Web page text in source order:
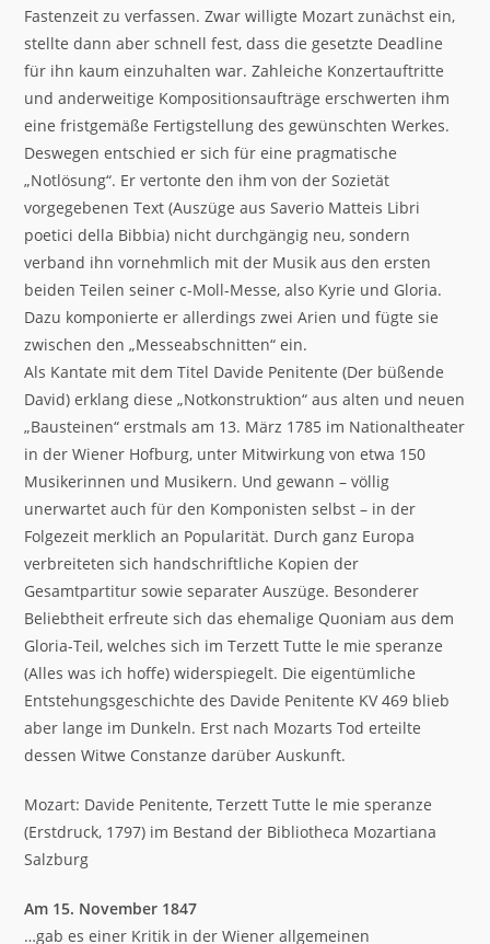
Fastenzeit zu verfassen. Zwar willigte Mozart zunächst ein,
stellte dann aber schnell fest, dass die gesetzte Deadline
für ihn kaum einzuhalten war. Zahleiche Konzertauftritte
und anderweitige Kompositionsaufträge erschwerten ihm
eine fristgemäße Fertigstellung des gewünschten Werkes.
Deswegen entschied er sich für eine pragmatische
„Notlösung“. Er vertonte den ihm von der Sozietät
vorgegebenen Text (Auszüge aus Saverio Matteis Libri
poetici della Bibbia) nicht durchgängig neu, sondern
verband ihn vornehmlich mit der Musik aus den ersten
beiden Teilen seiner c-Moll-Messe, also Kyrie und Gloria.
Dazu komponierte er allerdings zwei Arien und fügte sie
zwischen den „Messeabschnitten“ ein.
Als Kantate mit dem Titel Davide Penitente (Der büßende
David) erklang diese „Notkonstruktion“ aus alten und neuen
„Bausteinen“ erstmals am 13. März 1785 im Nationaltheater
in der Wiener Hofburg, unter Mitwirkung von etwa 150
Musikerinnen und Musikern. Und gewann – völlig
unerwartet auch für den Komponisten selbst – in der
Folgezeit merklich an Popularität. Durch ganz Europa
verbreiteten sich handschriftliche Kopien der
Gesamtpartitur sowie separater Auszüge. Besonderer
Beliebtheit erfreute sich das ehemalige Quoniam aus dem
Gloria-Teil, welches sich im Terzett Tutte le mie speranze
(Alles was ich hoffe) widerspiegelt. Die eigentümliche
Entstehungsgeschichte des Davide Penitente KV 469 blieb
aber lange im Dunkeln. Erst nach Mozarts Tod erteilte
dessen Witwe Constanze darüber Auskunft.
Mozart: Davide Penitente, Terzett Tutte le mie speranze
(Erstdruck, 1797) im Bestand der Bibliotheca Mozartiana
Salzburg
Am 15. November 1847
…gab es einer Kritik in der Wiener allgemeinen